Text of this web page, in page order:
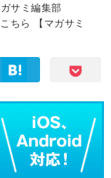
ガサミ編集部
ちら
【マガサミ